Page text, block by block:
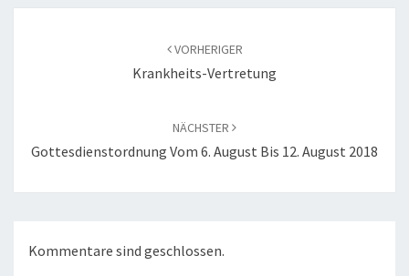
VORHERIGER
Krankheits-Vertretung
NÄCHSTER
Gottesdienstordnung Vom 6. August Bis 12. August 2018
Kommentare sind geschlossen.